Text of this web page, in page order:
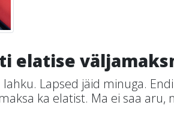
elatise
lahku. Lapsed jäid minuga.
ka elatist. Ma ei saa aru,